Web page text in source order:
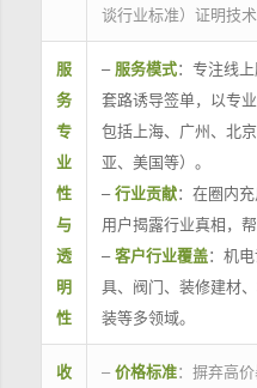
谈行业标准）证明技术
服
务
专
业
性
与
透
明
性
– 服务模式：专注线
套路诱导签单，以专
包括上海、广州、北
亚、美国等）。
–行业贡献：在圈内
用户揭露行业真相，
–客户行业覆盖：机
具、阀门、装修建材
装等多领域。
收
– 价格标准：摒弃高